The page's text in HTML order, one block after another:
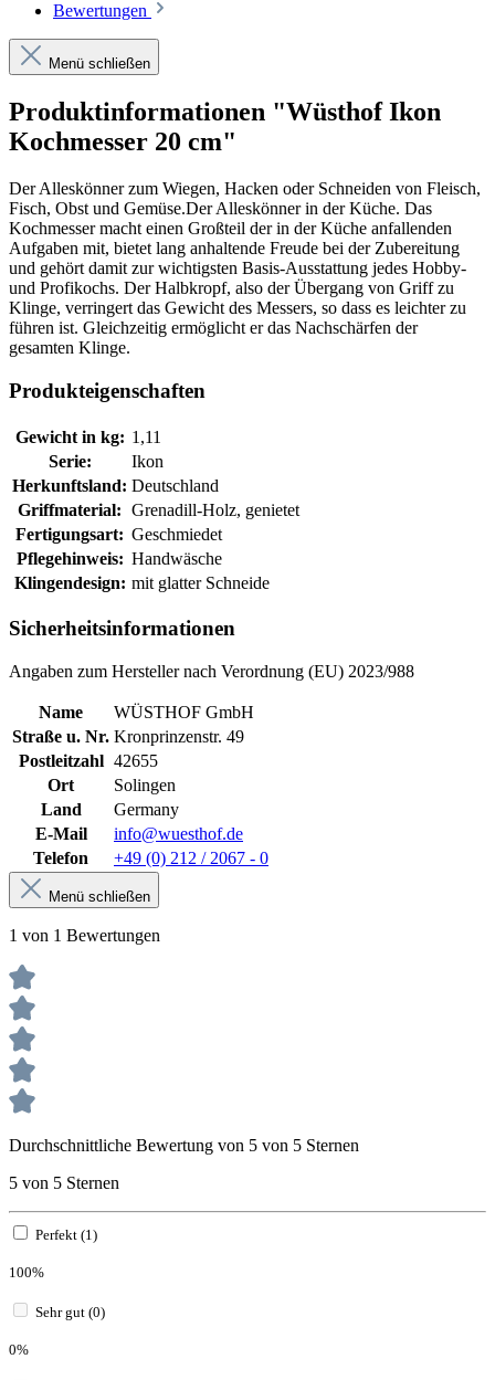
Bewertungen
Menü schließen
Produktinformationen "Wüsthof Ikon
Kochmesser 20 cm"
Der Alleskönner zum Wiegen, Hacken oder Schneiden von Fleisch,
Fisch, Obst und Gemüse.Der Alleskönner in der Küche. Das
Kochmesser macht einen Großteil der in der Küche anfallenden
Aufgaben mit, bietet lang anhaltende Freude bei der Zubereitung
und gehört damit zur wichtigsten Basis-Ausstattung jedes Hobby-
und Profikochs. Der Halbkropf, also der Übergang von Griff zu
Klinge, verringert das Gewicht des Messers, so dass es leichter zu
führen ist. Gleichzeitig ermöglicht er das Nachschärfen der
gesamten Klinge.
Produkteigenschaften
Gewicht in kg: 1,11
Serie:
Ikon
Herkunftsland: Deutschland
Griffmaterial: Grenadill-Holz, genietet
Fertigungsart: Geschmiedet
Pflegehinweis: Handwäsche
Klingendesign: mit glatter Schneide
Sicherheitsinformationen
Angaben zum Hersteller nach Verordnung (EU) 2023/988
Name
WÜSTHOF GmbH
Straße u. Nr. Kronprinzenstr. 49
Postleitzahl 42655
Ort
Solingen
Land
Germany
E-Mail
info@wuesthof.de
Telefon
+49 (0) 212 / 2067 - 0
Menü schließen
1 von 1 Bewertungen
Durchschnittliche Bewertung von 5 von 5 Sternen
5 von 5 Sternen
Perfekt (1)
100%
Sehr gut (0)
0%